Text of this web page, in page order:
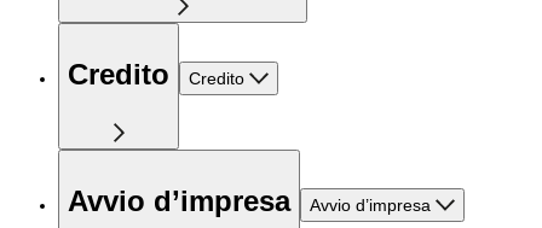
Credito Credito
Avvio d’impresa Avvio d’impresa